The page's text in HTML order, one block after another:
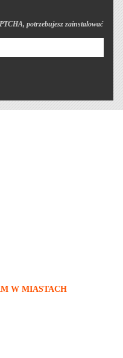
potrzebujesz zainstalować
W MIASTACH